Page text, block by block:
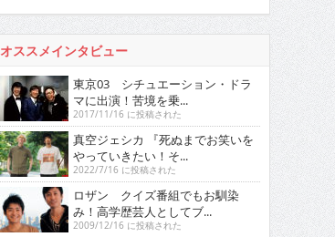
オススメインタビュー
東京03 シチュエーション・ドラ
マに出演！苦境を乗...
2017/11/16 に投稿された
真空ジェシカ 『死ぬまでお笑いを
やっていきたい！そ...
2022/7/16 に投稿された
ロザン クイズ番組でもお馴染
み！高学歴芸人としてブ...
2009/12/16 に投稿された